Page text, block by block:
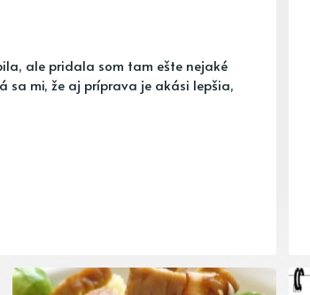
ale pridala som tam ešte nejaké
sa mi, že aj príprava je akási lepšia,